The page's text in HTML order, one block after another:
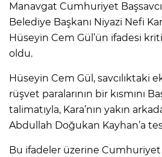
Manavgat Cumhuriyet
Belediye Başkanı Niyazi Nefi
Hüseyin Cem Gül’ün ifadesi
oldu.
Hüseyin Cem Gül, savcılıktaki
rüşvet paralarının bir kısmını
talimatıyla, Kara’nın yakın
Abdullah Doğukan Kayhan’a
Bu ifadeler üzerine Cumhuriyet